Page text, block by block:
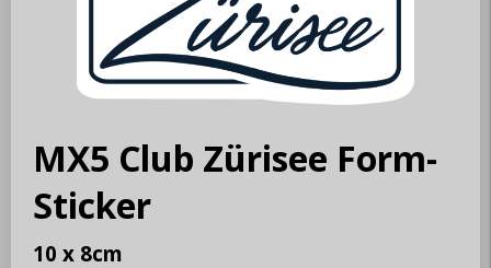
MX5 Club Zürisee Form-
Sticker
10 x 8cm